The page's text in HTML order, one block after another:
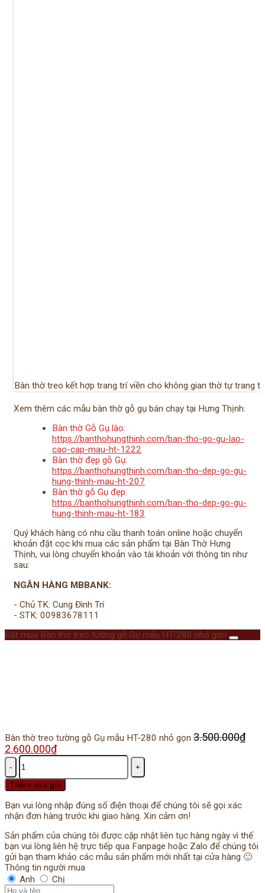
Bàn thờ treo kết hợp trang trí viền cho không gian thờ tự trang
Xem thêm các mẫu bàn thờ gỗ gụ bán chạy tại Hưng Thịnh:
Bàn thờ Gỗ Gụ lào:
https://banthohungthinh.com/ban-tho-go-gu-lao-
cao-cap-mau-ht-1222
Bàn thờ đẹp gỗ Gụ:
https://banthohungthinh.com/ban-tho-dep-go-gu-
hung-thinh-mau-ht-207
Bàn thờ gỗ Gụ đẹp:
https://banthohungthinh.com/ban-tho-dep-go-gu-
hung-thinh-mau-ht-183
Quý khách hàng có nhu cầu thanh toán online hoặc chuyển
khoản đặt cọc khi mua các sản phẩm tại Bàn Thờ Hưng
Thịnh, vui lòng chuyển khoản vào tài khoản với thông tin như
sau:
NGÂN HÀNG MBBANK:
- Chủ TK: Cung Đình Trí
- STK: 00983678111
Đặt mua Bàn thờ treo tường gỗ Gụ mẫu HT-280 nhỏ gọn
Bàn thờ treo tường gỗ Gụ mẫu HT-280 nhỏ gọn 3.500.000₫
Giá
gốc
là:
3.500.000₫.
2.600.000₫Giá
hiện
là:
2.600.000₫.
Số
lượng
Thêm vào giỏ
Bạn vui lòng nhập đúng số điện thoại để chúng tôi sẽ gọi xác
nhận đơn hàng trước khi giao hàng. Xin cảm ơn!
Sản phẩm của chúng tôi được cập nhật liên tục hàng ngày vì thế
bạn vui lòng liên hệ trực tiếp qua Fanpage hoặc Zalo để chúng tôi
gửi bạn tham khảo các mẫu sản phẩm mới nhất tại cửa hàng 🙂
Thông tin người mua
Anh
Chị